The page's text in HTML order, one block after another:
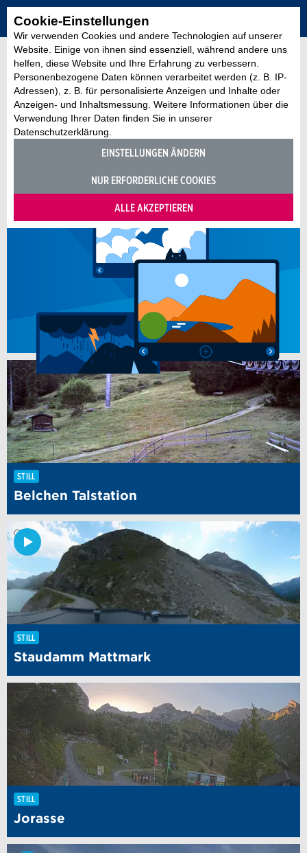
Cookie-Einstellungen
Wir verwenden Cookies und andere Technologien auf unserer
Website. Einige von ihnen sind essenziell, während andere uns
helfen, diese Website und Ihre Erfahrung zu verbessern.
Personenbezogene Daten können verarbeitet werden (z. B. IP-
Adressen), z. B. für personalisierte Anzeigen und Inhalte oder
Anzeigen- und Inhaltsmessung. Weitere Informationen über die
Verwendung Ihrer Daten finden Sie in unserer
Datenschutzerklärung.
EINSTELLUNGEN ÄNDERN
NUR ERFORDERLICHE COOKIES
ALLE AKZEPTIEREN